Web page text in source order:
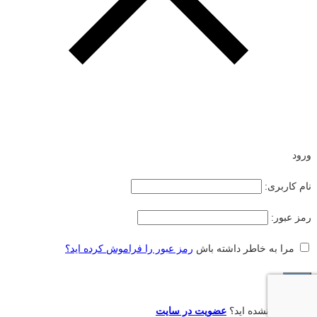
ورود
نام کاربری:
رمز عبور:
مرا به خاطر داشته باش رمز عبور را فراموش کرده اید؟
هنوز عضو نشده اید؟ عضویت در سایت